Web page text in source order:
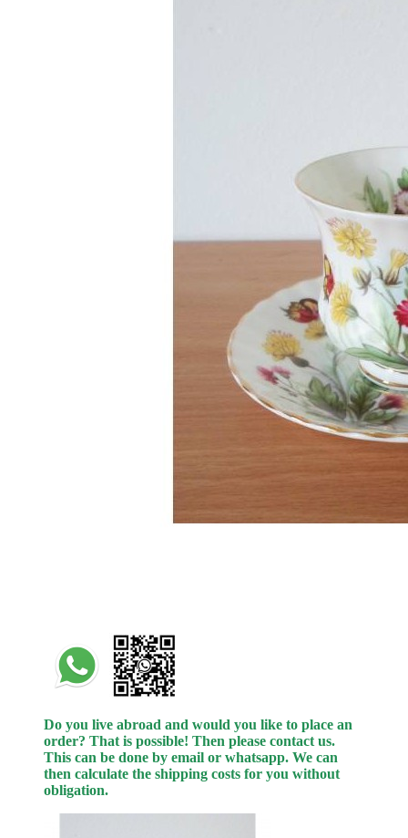
Do you live abroad and would you like to place an
order? That is possible! Then please contact us.
This can be done by email or whatsapp. We can
then calculate the shipping costs for you without
obligation.